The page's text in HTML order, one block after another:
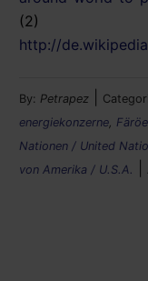
(2)
http://
By: Petrapez
energiekonzerne
Nationen / United
von Amerika / U.S.A.